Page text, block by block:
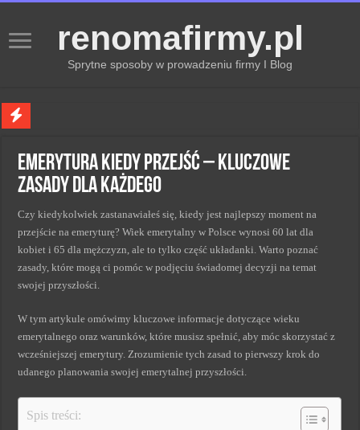
renomafirmy.pl
Sprytne sposoby w prowadzeniu firmy I Blog
Kiedy zmieniać strategię PR dla lepszych wyników
Monitorowanie wizerunku w sieci kluczem do sukcesu
Kryzys a zmiana strategii PR w skutecznym zarządzaniu
Adaptacja strategii PR kluczem do sukcesu w zmianach
Emerytura kiedy przejść – kluczowe
zasady dla każdego
Czy kiedykolwiek zastanawiałeś się, kiedy jest najlepszy moment na
przejście na emeryturę? Wiek emerytalny w Polsce wynosi 60 lat dla
kobiet i 65 dla mężczyzn, ale to tylko część układanki. Warto poznać
zasady, które mogą ci pomóc w podjęciu świadomej decyzji na temat
swojej przyszłości.
W tym artykule omówimy kluczowe informacje dotyczące wieku
emerytalnego oraz warunków, które musisz spełnić, aby móc skorzystać z
wcześniejszej emerytury. Zrozumienie tych zasad to pierwszy krok do
udanego planowania swojej emerytalnej przyszłości.
Spis treści: